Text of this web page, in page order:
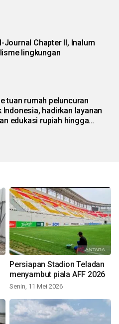
Journal Chapter II, Inalum
lingkungan
tuan rumah peluncuran
Indonesia, hadirkan layanan
edukasi rupiah hingga
Persiapan Stadion Teladan
menyambut piala AFF 2026
Senin, 11 Mei 2026